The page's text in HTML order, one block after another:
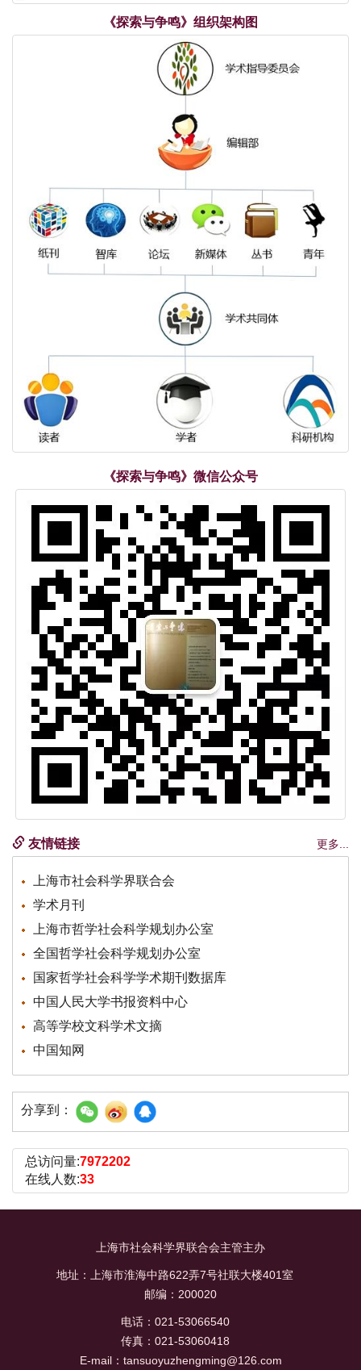
《探索与争鸣》组织架构图
《探索与争鸣》微信公众号
友情链接 更多...
上海市社会科学界联合会
学术月刊
上海市哲学社会科学规划办公室
全国哲学社会科学规划办公室
国家哲学社会科学学术期刊数据库
中国人民大学书报资料中心
高等学校文科学术文摘
中国知网
分享到：
总访问量:7972202
在线人数:33
上海市社会科学界联合会主管主办
地址：上海市淮海中路622弄7号社联大楼401室
邮编：200020
电话：021-53066540
传真：021-53060418
E-mail：tansuoyuzhengming@126.com